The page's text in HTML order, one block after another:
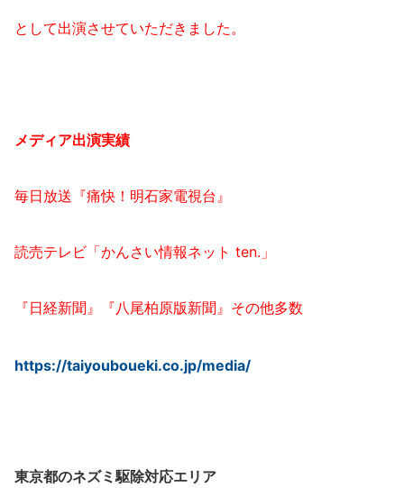
として出演させていただきました。
メディア出演実績
毎日放送『痛快！明石家電視台』
読売テレビ「かんさい情報ネット ten.」
『日経新聞』『八尾柏原版新聞』その他多数
https://taiyouboueki.co.jp/media/
東京都のネズミ駆除対応エリア